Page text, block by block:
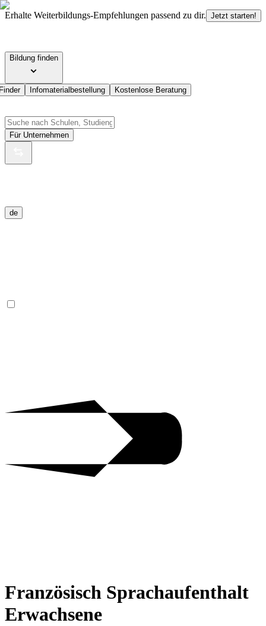
Erhalte Weiterbildungs-Empfehlungen passend zu dir. Jetzt starten!
Bildung finden
Infomaterialbestellung Kostenlose Beratung
Für Unternehmen
de
Französisch Sprachaufenthalt
Erwachsene